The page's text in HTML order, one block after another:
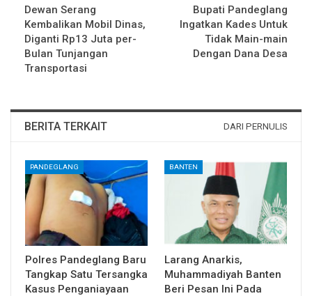
Dewan Serang
Kembalikan Mobil Dinas,
Diganti Rp13 Juta per-
Bulan Tunjangan
Transportasi
Bupati Pandeglang
Ingatkan Kades Untuk
Tidak Main-main
Dengan Dana Desa
BERITA TERKAIT DARI PERNULIS
PANDEGLANG
Polres Pandeglang Baru
Tangkap Satu Tersangka
Kasus Penganiayaan
BANTEN
Larang Anarkis,
Muhammadiyah Banten
Beri Pesan Ini Pada